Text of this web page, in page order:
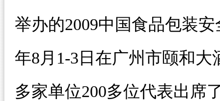
举办的2009中国食品包装
年8月1-3日在广州市颐和
多家单位200多位代表出席